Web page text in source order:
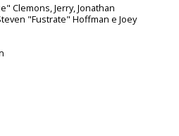
Clemons, Jerry, Jonathan
"Fustrate" Hoffman e Joey